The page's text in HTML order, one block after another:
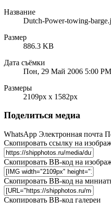
Название
Dutch-Power-towing-
Размер
886.3 KB
Дата съёмки
Пон, 29 Май 2006 5:00 PM
Размеры
2109px x 1582px
Поделиться медиа
WhatsApp Электронная почта
Скопировать ссылку на
Скопировать BB-код на
Скопировать BB-код на
Скопировать BB-код галереи